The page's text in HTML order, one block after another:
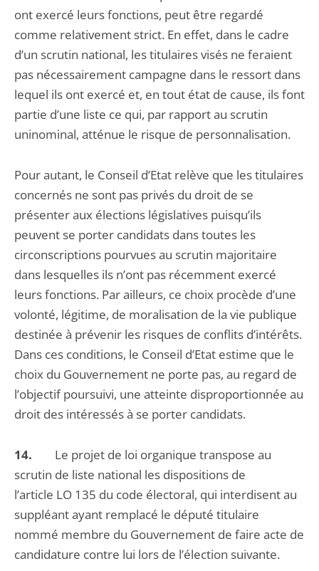
ont exercé leurs fonctions, peut être regardé
comme relativement strict. En effet, dans le cadre
d’un scrutin national, les titulaires visés ne feraient
pas nécessairement campagne dans le ressort dans
lequel ils ont exercé et, en tout état de cause, ils font
partie d’une liste ce qui, par rapport au scrutin
uninominal, atténue le risque de personnalisation.
Pour autant, le Conseil d’Etat relève que les titulaires
concernés ne sont pas privés du droit de se
présenter aux élections législatives puisqu’ils
peuvent se porter candidats dans toutes les
circonscriptions pourvues au scrutin majoritaire
dans lesquelles ils n’ont pas récemment exercé
leurs fonctions. Par ailleurs, ce choix procède d’une
volonté, légitime, de moralisation de la vie publique
destinée à prévenir les risques de conflits d’intérêts.
Dans ces conditions, le Conseil d’Etat estime que le
choix du Gouvernement ne porte pas, au regard de
l’objectif poursuivi, une atteinte disproportionnée au
droit des intéressés à se porter candidats.
14. Le projet de loi organique transpose au
scrutin de liste national les dispositions de
l’article LO 135 du code électoral, qui interdisent au
suppléant ayant remplacé le député titulaire
nommé membre du Gouvernement de faire acte de
candidature contre lui lors de l’élection suivante.